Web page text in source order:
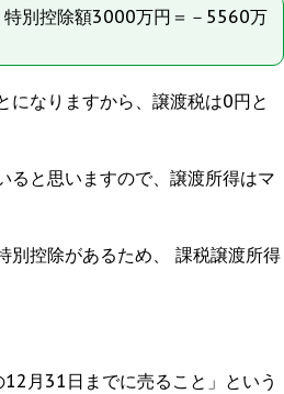
別控除額3000万円＝－5560万
になりますから、譲渡税は0円と
ると思いますので、譲渡所得はマ
別控除があるため、 課税譲渡所得
月31日までに売ること」という